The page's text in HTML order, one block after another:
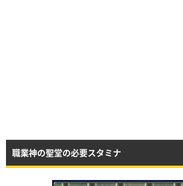
職業神の聖堂の必要スタミナ